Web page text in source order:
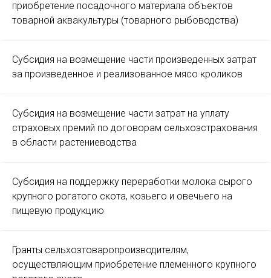
приобретение посадочного материала объектов
товарной аквакультуры (товарного рыбоводства)
Субсидия на возмещение части произведенных затрат
за произведенное и реализованное мясо кроликов
Субсидия на возмещение части затрат на уплату
страховых премий по договорам сельхозстрахования
в области растениеводства
Субсидия на поддержку переработки молока сырого
крупного рогатого скота, козьего и овечьего на
пищевую продукцию
Гранты сельхозтоваропроизводителям,
осуществляющим приобретение племенного крупного